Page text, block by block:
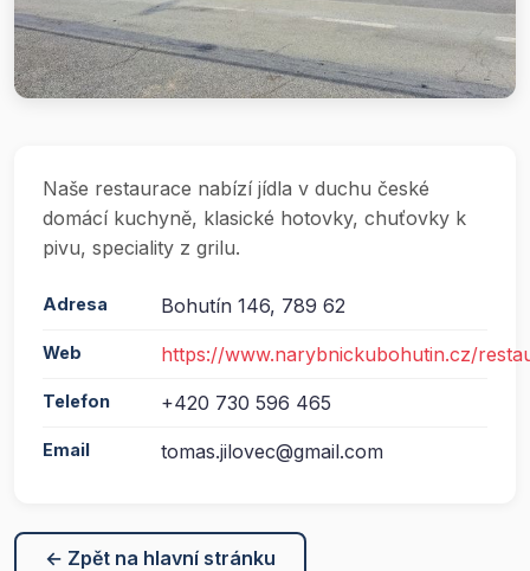
Naše restaurace nabízí jídla v duchu české
domácí kuchyně, klasické hotovky, chuťovky k
pivu, speciality z grilu.
Adresa Bohutín 146, 789 62
Web https://www.narybnickubohutin.cz/
Telefon +420 730 596 465
Email tomas.jilovec@gmail.com
← Zpět na hlavní stránku